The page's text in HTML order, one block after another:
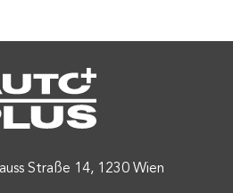
Straße 14, 1230 Wien